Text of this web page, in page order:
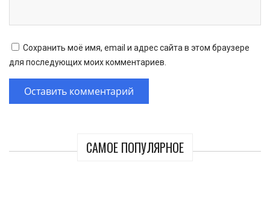
САМОЕ ПОПУЛЯРНОЕ
Сохранить моё имя, email и адрес сайта в этом браузере
для последующих моих комментариев.